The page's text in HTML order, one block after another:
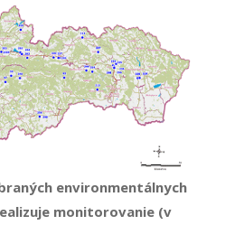
environmentálnych
monitorovanie (v